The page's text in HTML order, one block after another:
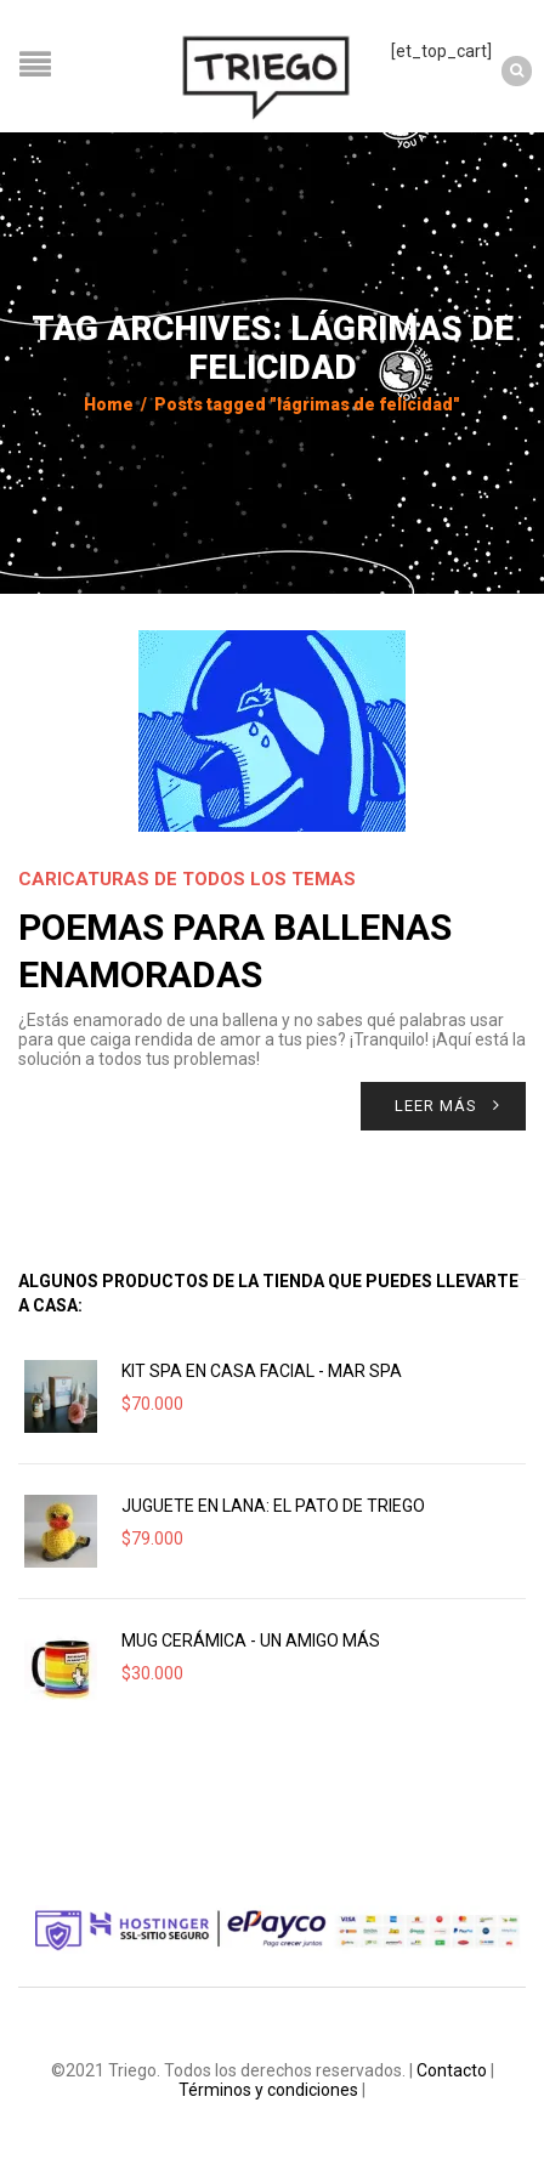
[et_top_cart]
TAG ARCHIVES: LÁGRIMAS DE
FELICIDAD
Home / Posts tagged "lágrimas de felicidad"
CARICATURAS DE TODOS LOS TEMAS
POEMAS PARA BALLENAS
ENAMORADAS
¿Estás enamorado de una ballena y no sabes qué palabras usar
para que caiga rendida de amor a tus pies? ¡Tranquilo! ¡Aquí está la
solución a todos tus problemas!
LEER MÁS
ALGUNOS PRODUCTOS DE LA TIENDA QUE PUEDES LLEVARTE
A CASA:
KIT SPA EN CASA FACIAL - MAR SPA
$70.000
JUGUETE EN LANA: EL PATO DE TRIEGO
$79.000
MUG CERÁMICA - UN AMIGO MÁS
$30.000
©2021 Triego. Todos los derechos reservados. | Contacto
Términos y condiciones